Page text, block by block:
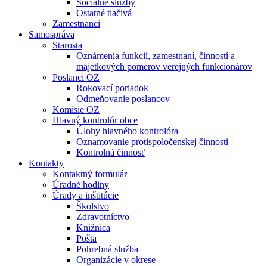
Sociálne služby
Ostatné tlačivá
Zamestnanci
Samospráva
Starosta
Oznámenia funkcií, zamestnaní, činností a
majetkových pomerov verejných funkcionárov
Poslanci OZ
Rokovací poriadok
Odmeňovanie poslancov
Komisie OZ
Hlavný kontrolór obce
Úlohy hlavného kontrolóra
Oznamovanie protispoločenskej činnosti
Kontrolná činnosť
Kontakty
Kontaktný formulár
Úradné hodiny
Úrady a inštitúcie
Školstvo
Zdravotníctvo
Knižnica
Pošta
Pohrebná služba
Organizácie v okrese